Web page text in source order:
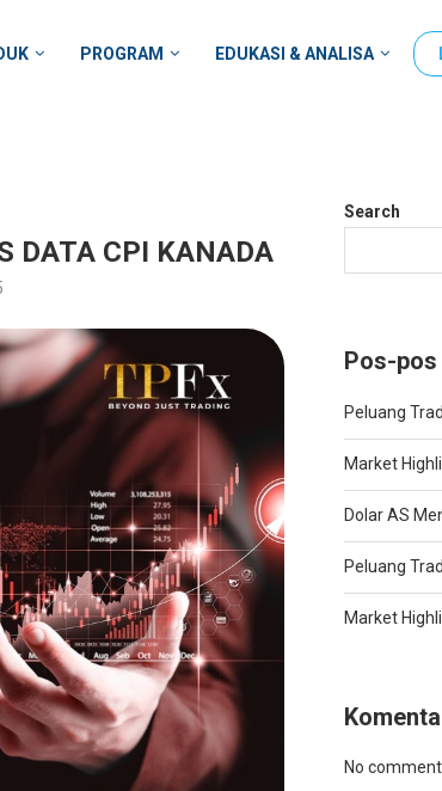
PROGRAM EDUKASI & ANALISA
DATA CPI KANADA
Search
Pos-
Peluang
Market
Dolar AS
Peluang
Market
No